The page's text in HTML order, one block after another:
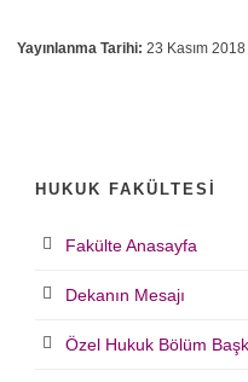
Yayınlanma Tarihi: 23 Kasım 2018
HUKUK FAKÜLTESI
Fakülte Anasayfa
Dekanın Mesajı
Özel Hukuk Bölüm